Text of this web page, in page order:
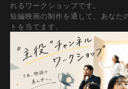
れるワークショップです。
短編映画の制作を通して、あなた
トを当てます。